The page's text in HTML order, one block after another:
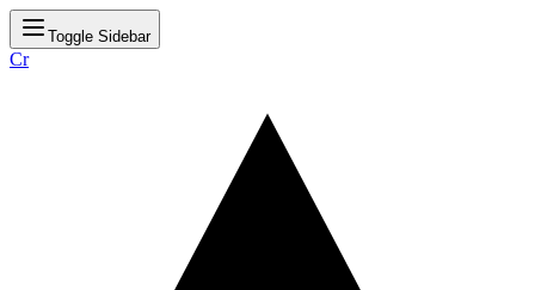
Toggle Sidebar
Cr